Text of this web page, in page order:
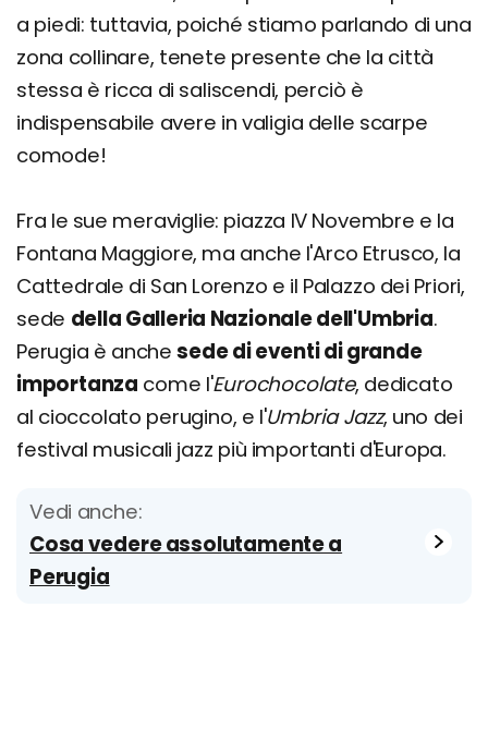
a piedi: tuttavia, poiché stiamo parlando di una
zona collinare, tenete presente che la città
stessa è ricca di saliscendi, perciò è
indispensabile avere in valigia delle scarpe
comode!
Fra le sue meraviglie: piazza IV Novembre e la
Fontana Maggiore, ma anche l'Arco Etrusco, la
Cattedrale di San Lorenzo e il Palazzo dei Priori,
sede della Galleria Nazionale dell'Umbria.
Perugia è anchesede di eventi di grande
importanza come l'Eurochocolate, dedicato
al cioccolato perugino, e l'Umbria Jazz, uno dei
festival musicali jazz più importanti d'Europa.
Vedi anche:
Cosa vedere assolutamente a
Perugia